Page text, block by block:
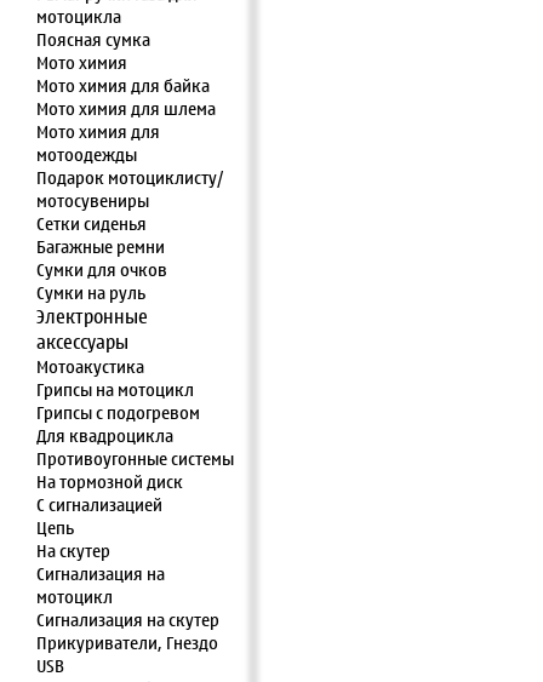
мотоцикла
Поясная сумка
Мото химия
Мото химия для байка
Мото химия для шлема
Мото химия для
мотоодежды
Подарок мотоциклисту/
мотосувениры
Сетки сиденья
Багажные ремни
Сумки для очков
Сумки на руль
Электронные
аксессуары
Мотоакустика
Грипсы на мотоцикл
Грипсы с подогревом
Для квадроцикла
Противоугонные системы
На тормозной диск
С сигнализацией
Цепь
На скутер
Сигнализация на
мотоцикл
Сигнализация на скутер
Прикуриватели, Гнездо
USB